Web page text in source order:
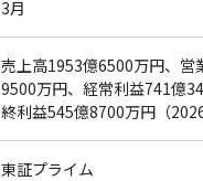
3月
売上高1953億6500万円、営
9500万円、経常利益741億
終利益545億8700万円（2026
東証プライム